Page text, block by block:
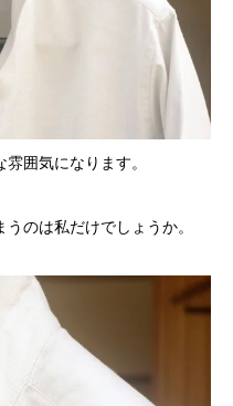
囲気になります。
のは私だけでしょうか。